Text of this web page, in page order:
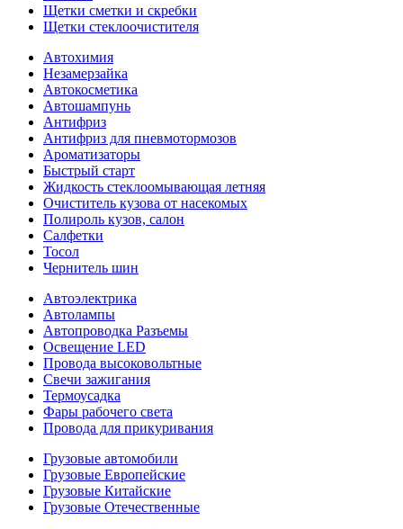
Щетки сметки и скребки
Щетки стеклоочистителя
Автохимия
Незамерзайка
Автокосметика
Автошампунь
Антифриз
Антифриз для пневмотормозов
Ароматизаторы
Быстрый старт
Жидкость стеклоомывающая летняя
Очиститель кузова от насекомых
Полироль кузов, салон
Салфетки
Тосол
Чернитель шин
Автоэлектрика
Автолампы
Автопроводка Разъемы
Освещение LED
Провода высоковольтные
Свечи зажигания
Термоусадка
Фары рабочего света
Провода для прикуривания
Грузовые автомобили
Грузовые Европейские
Грузовые Китайские
Грузовые Отечественные